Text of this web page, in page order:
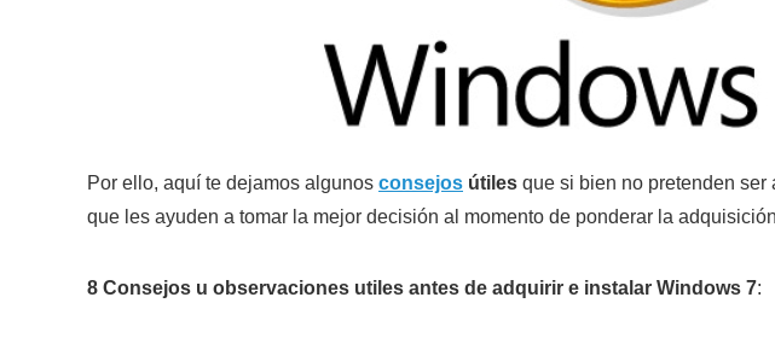
Por ello, aquí te dejamos algunos consejos útiles que si bien no pretenden
que les ayuden a tomar la mejor decisión al momento de ponderar la
8 Consejos u observaciones utiles antes de adquirir e instalar Windows 7: